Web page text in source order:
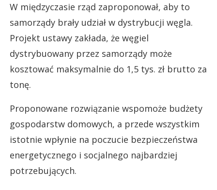
W międzyczasie rząd zaproponował, aby to
samorządy brały udział w dystrybucji węgla.
Projekt ustawy zakłada, że węgiel
dystrybuowany przez samorządy może
kosztować maksymalnie do 1,5 tys. zł brutto za
tonę.
Proponowane rozwiązanie wspomoże budżety
gospodarstw domowych, a przede wszystkim
istotnie wpłynie na poczucie bezpieczeństwa
energetycznego i socjalnego najbardziej
potrzebujących.